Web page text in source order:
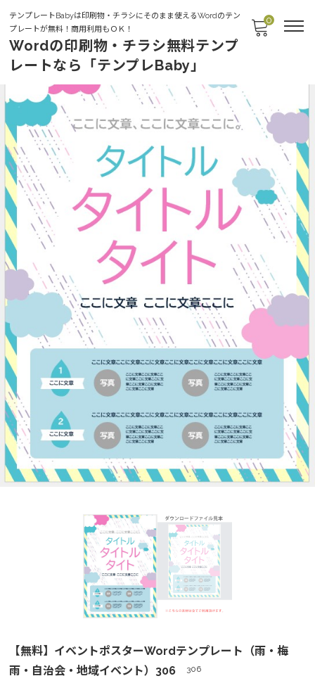
テンプレートBabyは印刷物・チラシにそのまま使えるWordのテン
プレートが無料！商用利用もＯＫ！
Wordの印刷物・チラシ無料テンプ
レートなら「テンプレBaby」
0
【無料】イベントポスターWordテンプレート（雨・梅
雨・自治会・地域イベント）306
306